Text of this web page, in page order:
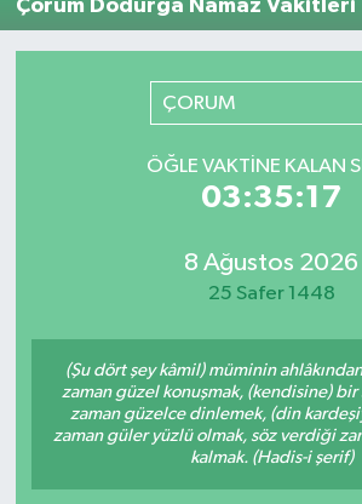
Çorum Dodurga Namaz Vakitleri
ÇORUM
ÖĞLE VAKTINE KALAN
03:35:17
8 Ağustos 2026
25 Safer 1448
(Şu dört şey kâmil) müminin
zaman güzel konuşmak, (kendisine)
zaman güzelce dinlemek, (din
zaman güler yüzlü olmak, söz verdiği
kalmak. (Hadis-i şerif)